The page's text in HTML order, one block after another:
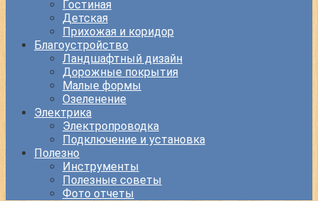
Гостиная
Детская
Прихожая и коридор
Благоустройство
Ландшафтный дизайн
Дорожные покрытия
Малые формы
Озеленение
Электрика
Электропроводка
Подключение и установка
Полезно
Инструменты
Полезные советы
Фото отчеты